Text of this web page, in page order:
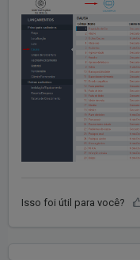
Isso foi útil para você?